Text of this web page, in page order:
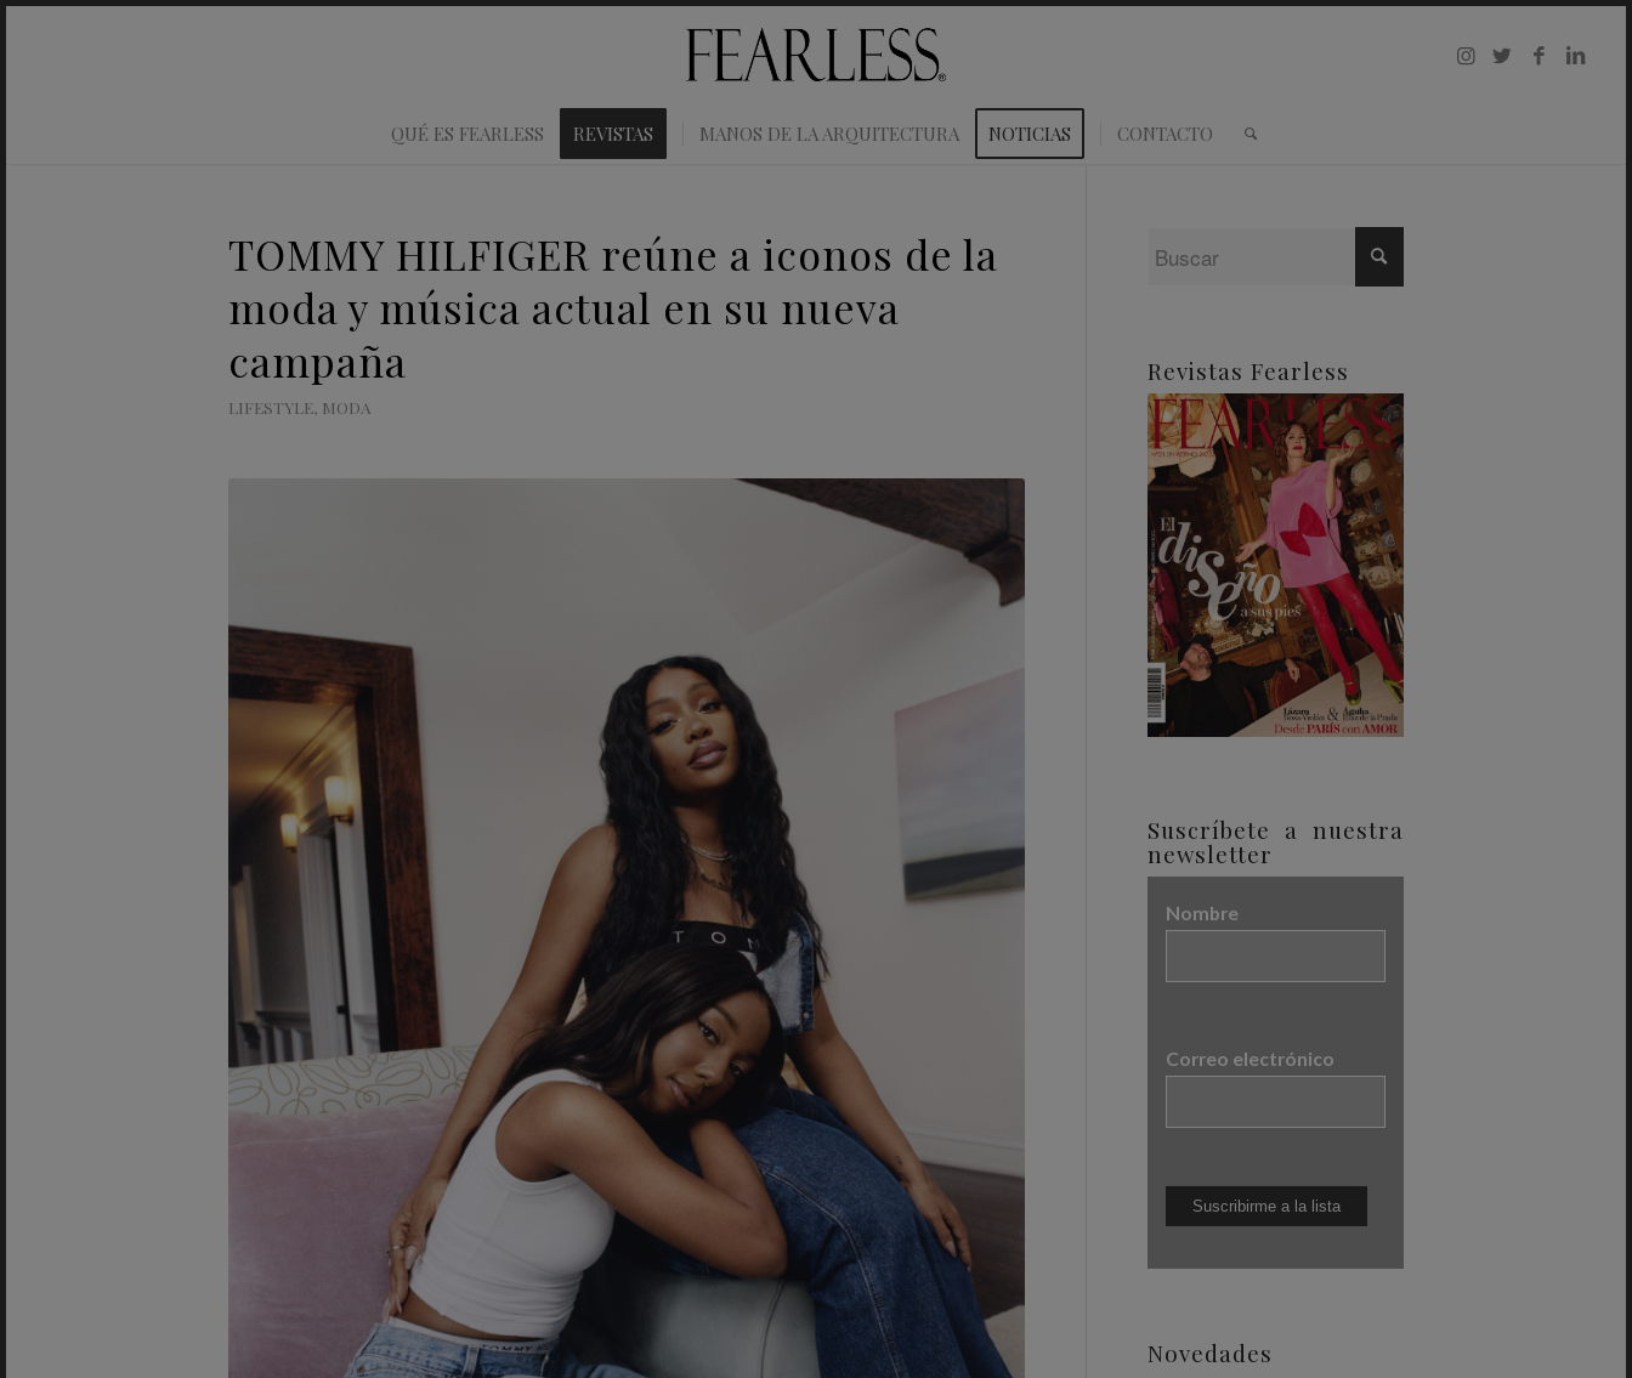
QUÉ ES FEARLESS REVISTAS MANOS DE LA ARQUITECTURA NOTICIAS CONTACTO
TOMMY HILFIGER reúne a iconos de la
moda y música actual en su nueva
campaña
LIFESTYLE, MODA
Revistas Fearless
Suscríbete a nuestra
newsletter
Nombre
Correo electrónico
Novedades